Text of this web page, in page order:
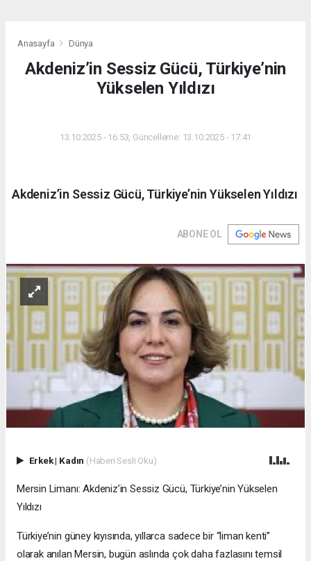
Anasayfa Dünya
Akdeniz’in Sessiz Gücü, Türkiye’nin
Yükselen Yıldızı
13.10.2025 - 16:53, Güncelleme: 13.10.2025 - 17:41
Akdeniz’in Sessiz Gücü, Türkiye’nin Yükselen Yıldızı
ABONE OL
Erkek| Kadın (Haberi Sesli Oku)
Mersin Limanı: Akdeniz’in Sessiz Gücü, Türkiye’nin Yükselen
Yıldızı
Türkiye’nin güney kıyısında, yıllarca sadece bir “liman kenti”
olarak anılan Mersin, bugün aslında çok daha fazlasını temsil